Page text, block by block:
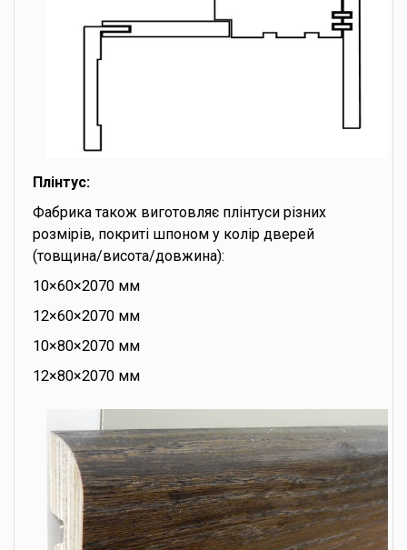
Плінтус:
Фабрика також виготовляє плінтуси різних
розмірів, покриті шпоном у колір дверей
(товщина/висота/довжина):
10×60×2070 мм
12×60×2070 мм
10×80×2070 мм
12×80×2070 мм